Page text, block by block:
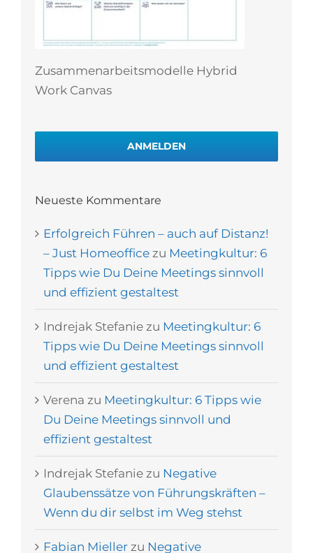
Zusammenarbeitsmodelle Hybrid
Work Canvas
ANMELDEN
Neueste Kommentare
Erfolgreich Führen – auch auf Distanz!
– Just Homeoffice zu Meetingkultur: 6
Tipps wie Du Deine Meetings sinnvoll
und effizient gestaltest
Indrejak Stefanie zu Meetingkultur: 6
Tipps wie Du Deine Meetings sinnvoll
und effizient gestaltest
Verena zu Meetingkultur: 6 Tipps wie
Du Deine Meetings sinnvoll und
effizient gestaltest
Indrejak Stefanie zu Negative
Glaubenssätze von Führungskräften –
Wenn du dir selbst im Weg stehst
Fabian Mieller zu Negative